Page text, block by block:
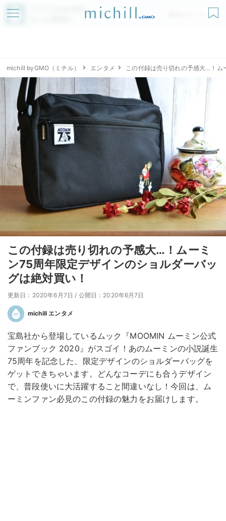
アプリでmichillが
無料ダウンロード
michill byGMO（ミチル） エンタメ この付録は売り切れの予感大…！ム
この付録は売り切れの予感大…！ムーミ
ン75周年限定デザインのショルダーバッ
グは絶対買い！
更新日：2020年6月7日 / 公開日：2020年6月7日
michill エンタメ
宝島社から登場しているムック『MOOMIN ムーミン公式
ファンブック 2020』がスゴイ！あのムーミンの小説誕生
75周年を記念した、限定デザインのショルダーバッグを
ゲットできちゃいます。どんなコーデにも合うデザイン
で、普段使いに大活躍すること間違いなし！今回は、ム
ーミンファン必見のこの付録の魅力をお届けします。